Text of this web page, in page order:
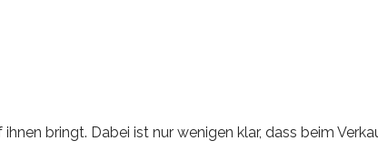
bringt. Dabei ist nur wenigen klar, dass beim